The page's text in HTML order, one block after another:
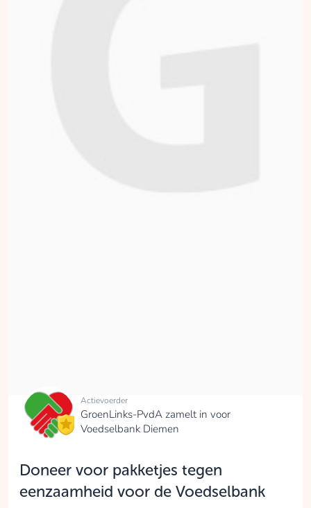
Actievoerder
GroenLinks-PvdA zamelt in voor
Voedselbank Diemen
Doneer voor pakketjes tegen
eenzaamheid voor de Voedselbank